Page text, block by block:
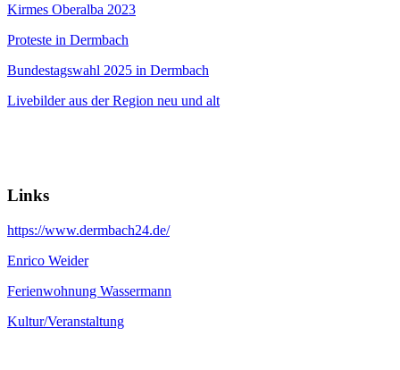
Kirmes Oberalba 2023
Proteste in Dermbach
Bundestagswahl 2025 in Dermbach
Livebilder aus der Region neu und alt
Links
https://www.dermbach24.de/
Enrico Weider
Ferienwohnung Wassermann
Kultur/Veranstaltung